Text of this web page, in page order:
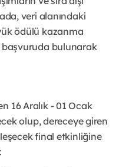
veri alanındaki
ödülü kazanma
başvuruda bulunarak
16 Aralık - 01 Ocak
olup, dereceye giren
final etkinliğine